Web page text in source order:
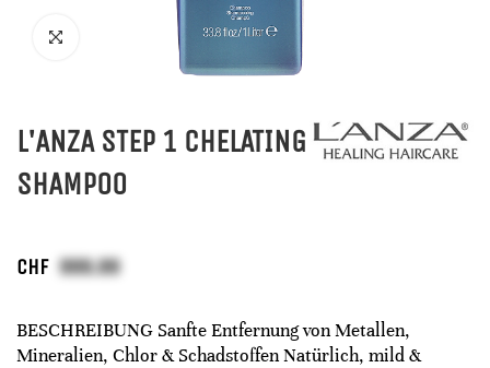
L'ANZA STEP 1 CHELATING
SHAMPOO
CHF
BESCHREIBUNG Sanfte Entfernung von Metallen,
Mineralien, Chlor & Schadstoffen Natürlich, mild &